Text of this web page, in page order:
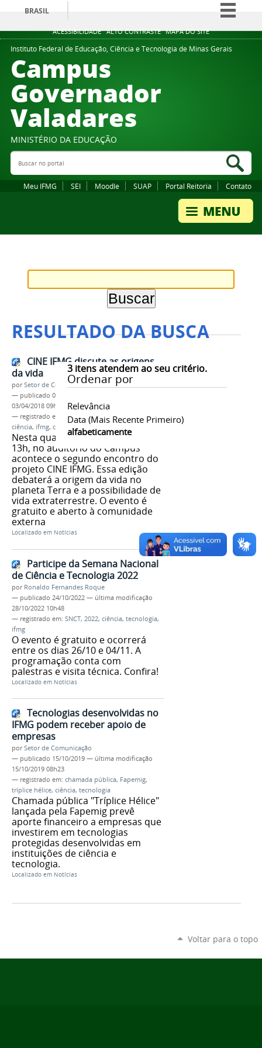
ACESSIBILIDADE ALTO CONTRASTE MAPA DO SITE
BRASIL
Simplifique!
Comunica BR
Instituto Federal de Educação, Ciência e Tecnologia de Minas Gerais
Campus
Governador
Valadares
MINISTÉRIO DA EDUCAÇÃO
Buscar no portal
Meu IFMG SEI Moodle SUAP Portal Reitoria Contato
RESULTADO DA BUSCA
3itens atendem ao seu critério.
Ordenar por
Relevância
Data (mais Recente Primeiro)
alfabeticamente
CINE IFMG discute as origens
da vida
porSetor de Comunicação
— publicado 03/04/2018
03/04/2018 09h21
— registrado em:
projeto ,CINE IFMG tecnologia
ciência, ifmg, campus Governador Valadares
Nesta quarta-feira, 04 de abril, às
13h, no auditório do Campus
acontece o segundo encontro do
projeto CINE IFMG. Essa edição
debaterá a origem da vida no
planeta Terra e a possibilidade de
vida extraterrestre. O evento é
gratuito e aberto à comunidade
externa
Localizado em Notícias
Participe da Semana Nacional
de Ciência e Tecnologia 2022
por Ronaldo Fernandes Roque
— publicado 24/10/2022 — última modificação
28/10/2022 10h48
— registrado em: SNCT, 2022, ciência, tecnologia,
ifmg
O evento é gratuito e ocorrerá
entre os dias 26/10 e 04/11. A
programação conta com
palestras e visita técnica. Confira!
Localizado em Notícias
Tecnologias desenvolvidas no
IFMG podem receber apoio de
empresas
porSetor de Comunicação
— publicado 15/10/2019 — última modificação
15/10/2019 08h23
— registrado em: chamada pública, Fapemig,
tríplice hélice, ciência, tecnologia
Chamada pública "Tríplice Hélice"
lançada pela Fapemig prevê
aporte financeiro a empresas que
investirem em tecnologias
protegidas desenvolvidas em
instituições de ciência e
tecnologia.
Localizado em Notícias
Voltar para o topo